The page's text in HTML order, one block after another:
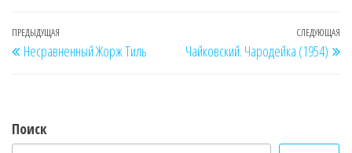
Навигация
по
Предыдущая
запись
ПРЕДЫДУЩАЯ
Несравненный Жорж Тиль
СЛЕДУЮЩАЯ
Чайковский. Чародейка (1954)
Поиск